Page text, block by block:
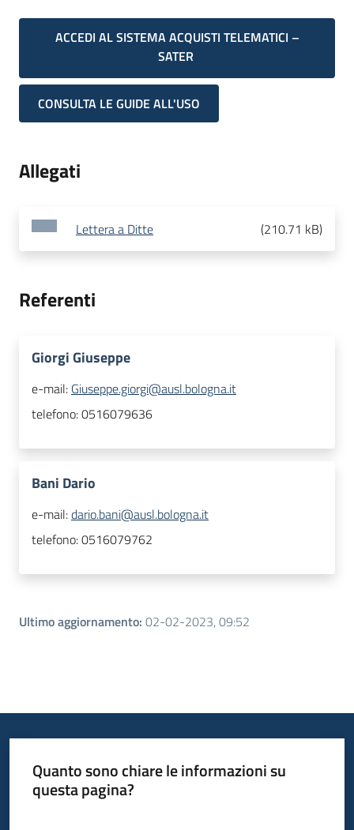
ACCEDI AL SISTEMA ACQUISTI TELEMATICI –
SATER
CONSULTA LE GUIDE ALL'USO
Allegati
Lettera a Ditte (210.71 kB)
Referenti
Giorgi Giuseppe
e-mail: Giuseppe.giorgi@ausl.bologna.it
telefono:0516079636
Bani Dario
e-mail:dario.bani@ausl.bologna.it
telefono:0516079762
Ultimo aggiornamento: 02-02-2023, 09:52
Quanto sono chiare le informazioni su
questa pagina?